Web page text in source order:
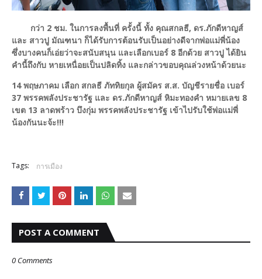
กว่า 2 ชม. ในการลงพื้นที่ ครั้งนี้ ทั้ง คุณสกลธี, ดร.ภักดีหาญส์
และ สาวปู มัณฑนา ก็ได้รับการต้อนรับเป็นอย่างดีจากพ่อแม่พี่น้อง
ซึ่งบางคนก็เอ่ยว่าจะสนับสนุน และเลือกเบอร์ 8 อีกด้วย สาวปู ได้ยิน
คำนี้ถึงกับ หายเหนื่อยเป็นปลิดทิ้ง และกล่าวขอบคุณล่วงหน้าด้วยนะ
14 พฤษภาคม เลือก สกลธี ภัททิยกุล ผู้สมัคร ส.ส. บัญชีรายชื่อ เบอร์
37 พรรคพลังประชารัฐ และ ดร.ภักดีหาญส์ หิมะทองคำ หมายเลข 8
เขต 13 ลาดพร้าว บึงกุ่ม พรรคพลังประชารัฐ เข้าไปรับใช้พ่อแม่พี่
น้องกันนะจ้ะ!!!
Tags: การเมือง
POST A COMMENT
0 Comments